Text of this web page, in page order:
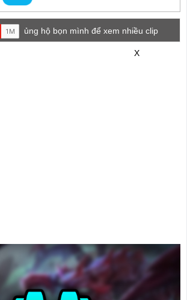
ủng hộ bọn mình để xem nhiều clip
X